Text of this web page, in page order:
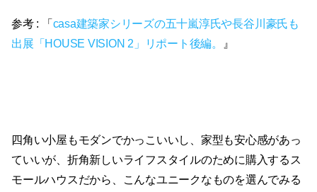
参考 : 「 casa建築家シリーズの五十嵐淳氏や長谷川豪氏も
出展「HOUSE VISION 2」リポート後編。
』
四角い小屋もモダンでかっこいいし、家型も安心感があっ
ていいが、折角新しいライフスタイルのために購入するス
モールハウスだから、こんなユニークなものを選んでみる